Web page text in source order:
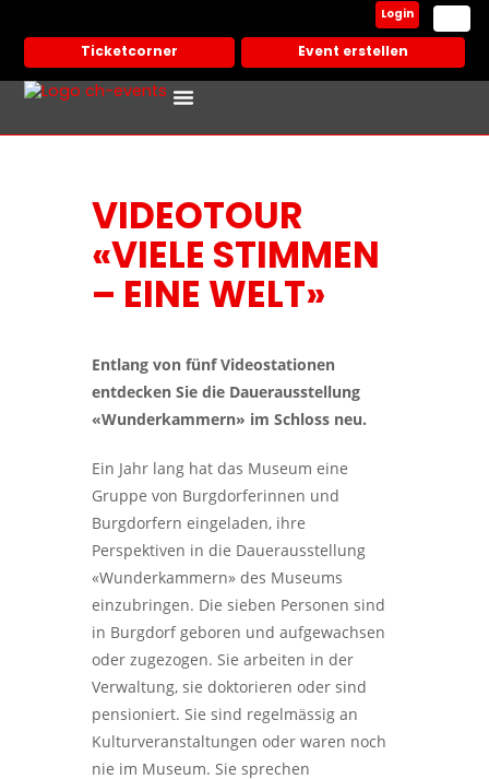
Ticketcorner Event erstellen
Login
VIDEOTOUR
«VIELE STIMMEN
– EINE WELT»
Entlang von fünf Videostationen
entdecken Sie die Dauerausstellung
«Wunderkammern» im Schloss neu.
Ein Jahr lang hat das Museum eine
Gruppe von Burgdorferinnen und
Burgdorfern eingeladen, ihre
Perspektiven in die Dauerausstellung
«Wunderkammern» des Museums
einzubringen. Die sieben Personen sind
in Burgdorf geboren und aufgewachsen
oder zugezogen. Sie arbeiten in der
Verwaltung, sie doktorieren oder sind
pensioniert. Sie sind regelmässig an
Kulturveranstaltungen oder waren noch
nie im Museum. Sie sprechen